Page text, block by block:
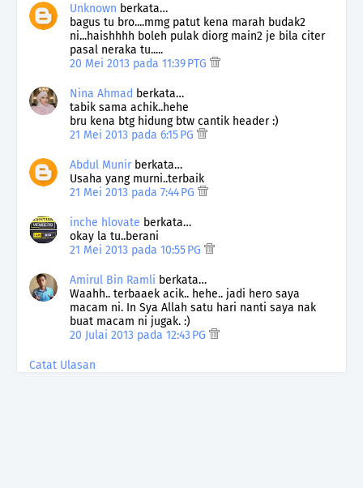
Unknown berkata…
bagus tu bro....mmg patut kena marah budak2
ni...haishhhh boleh pulak diorg main2 je bila citer
pasal neraka tu.....
20 Mei 2013 pada 11:39 PTG
Nina Ahmad berkata…
tabik sama achik..hehe
bru kena btg hidung btw cantik header :)
21 Mei 2013 pada 6:15 PG
Abdul Munirberkata…
Usaha yang murni..terbaik
21 Mei 2013 pada 7:44 PG
inche hlovate berkata…
okay la tu..berani
21 Mei 2013 pada 10:55 PG
Amirul Bin Ramli berkata…
Waahh.. terbaaek acik.. hehe.. jadi hero saya
macam ni. In Sya Allah satu hari nanti saya nak
buat macam ni jugak. :)
20 Julai 2013 pada 12:43 PG
Catat Ulasan